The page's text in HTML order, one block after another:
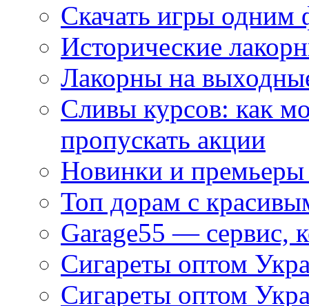
Скачать игры одним
Исторические
Лакорны на
Сливы курсов: как
пропускать акции
Новинки и
Топ дорам с
Garage55 — сервис,
Сигареты оптом
Сигареты оптом